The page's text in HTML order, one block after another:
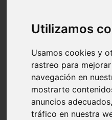
Utilizamos
Usamos cookies y
rastreo para
navegación en
mostrarte
anuncios
tráfico en nuestra
Cantabria - suances
Sevilla - bormujos
Málaga - júzcar
Huesca - alquézar
Huesca - castejón-de-sos
Lleida - alt-àneu
Córdoba - almedinilla
Navarra - zangoza